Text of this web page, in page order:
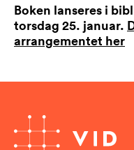
Boken lanseres i
torsdag 25. januar.
arrangementet her